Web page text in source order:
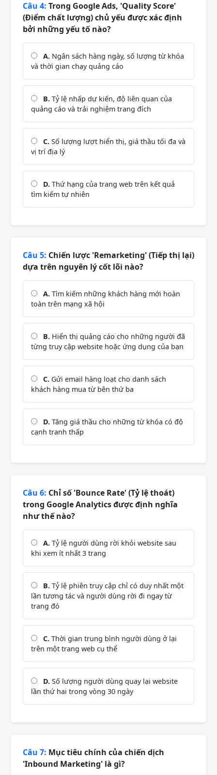
Câu 4: Trong Google Ads, 'Quality Score'
(Điểm chất lượng) chủ yếu được xác định
bởi những yếu tố nào?
A. Ngân sách hàng ngày, số lượng từ khóa
và thời gian chạy quảng cáo
B. Tỷ lệ nhấp dự kiến, độ liên quan của
quảng cáo và trải nghiệm trang đích
C. Số lượng lượt hiển thị, giá thầu tối đa và
vị trí địa lý
D. Thứ hạng của trang web trên kết quả
tìm kiếm tự nhiên
Câu 5: Chiến lược 'Remarketing' (Tiếp thị lại)
dựa trên nguyên lý cốt lõi nào?
A. Tìm kiếm những khách hàng mới hoàn
toàn trên mạng xã hội
B. Hiển thị quảng cáo cho những người đã
từng truy cập website hoặc ứng dụng của bạn
C. Gửi email hàng loạt cho danh sách
khách hàng mua từ bên thứ ba
D. Tăng giá thầu cho những từ khóa có độ
cạnh tranh thấp
Câu 6: Chỉ số 'Bounce Rate' (Tỷ lệ thoát)
trong Google Analytics được định nghĩa
như thế nào?
A. Tỷ lệ người dùng rời khỏi website sau
khi xem ít nhất 3 trang
B. Tỷ lệ phiên truy cập chỉ có duy nhất một
lần tương tác và người dùng rời đi ngay từ
trang đó
C. Thời gian trung bình người dùng ở lại
trên một trang web cụ thể
D. Số lượng người dùng quay lại website
lần thứ hai trong vòng 30 ngày
Câu 7: Mục tiêu chính của chiến dịch
'Inbound Marketing' là gì?